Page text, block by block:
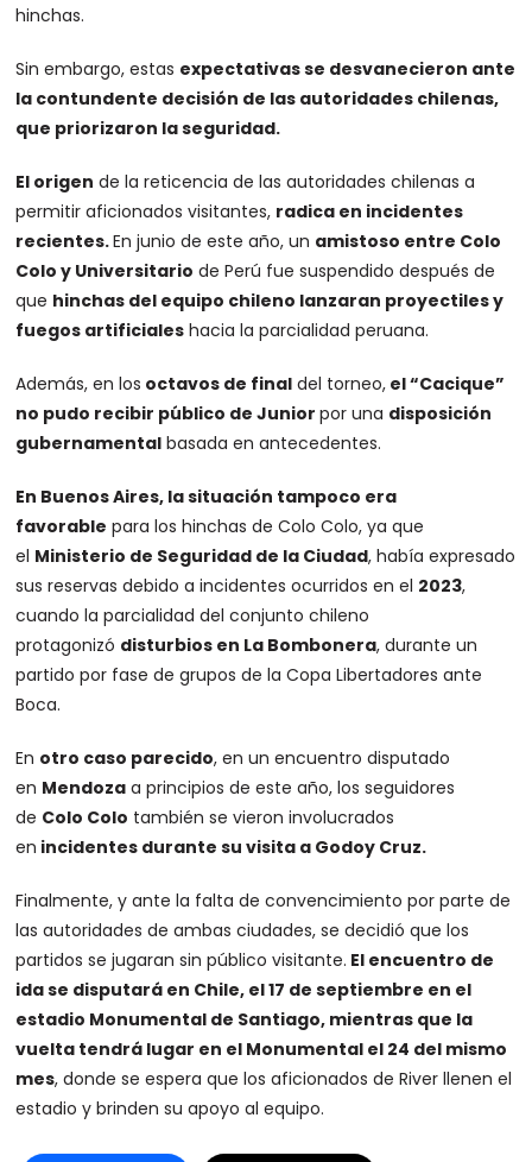
hinchas.
Sin embargo, estas expectativas se desvanecieron ante
la contundente decisión de las autoridades chilenas,
que priorizaron la seguridad.
El origen de la reticencia de las autoridades chilenas a
permitir aficionados visitantes, radica en incidentes
recientes.En junio de este año, un amistoso entre Colo
Colo y Universitario de Perú fue suspendido después de
que hinchas del equipo chileno lanzaran proyectiles y
fuegos artificiales hacia la parcialidad peruana.
Además, en los octavos de final del torneo, el “Cacique”
no pudo recibir público de Juniorpor una disposición
gubernamental basada en antecedentes.
En Buenos Aires, la situación tampoco era
favorable para los hinchas de Colo Colo, ya que
el Ministerio de Seguridad de la Ciudad, había expresado
sus reservas debido a incidentes ocurridos en el 2023,
cuando la parcialidad del conjunto chileno
protagonizó disturbios en La Bombonera, durante un
partido por fase de grupos de la Copa Libertadores ante
Boca.
En otro caso parecido, en un encuentro disputado
en Mendoza a principios de este año, los seguidores
de Colo Colo también se vieron involucrados
en incidentes durante su visita a Godoy Cruz.
Finalmente, y ante la falta de convencimiento por parte de
las autoridades de ambas ciudades, se decidió que los
partidos se jugaran sin público visitante. El encuentro de
ida se disputará en Chile, el 17 de septiembre en el
estadio Monumental de Santiago, mientras que la
vuelta tendrá lugar en el Monumental el 24 del mismo
mes, donde se espera que los aficionados de River llenen el
estadio y brinden su apoyo al equipo.